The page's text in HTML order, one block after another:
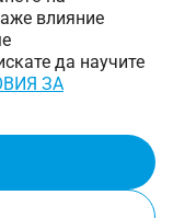
влияние
да научите
ЗА
права